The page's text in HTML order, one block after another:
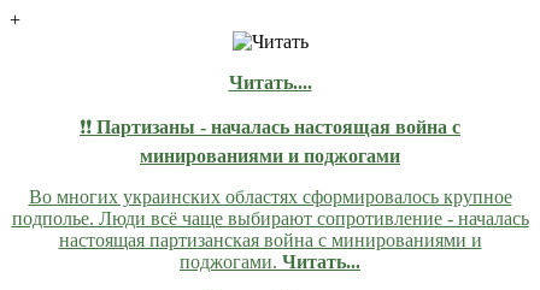
+
Читать....
❗❗ Партизаны - началась настоящая война с
минированиями и поджогами
Во многих украинских областях сформировалось крупное
подполье. Люди всё чаще выбирают сопротивление - началась
настоящая партизанская война с минированиями и
поджогами. Читать...